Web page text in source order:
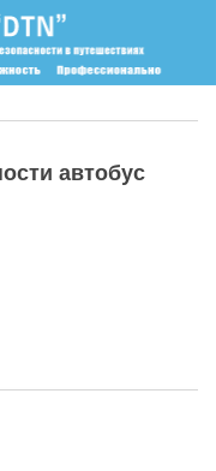
автобус